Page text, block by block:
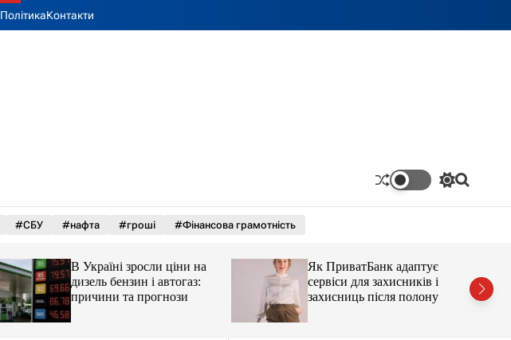
ПолітикаКонтакти
П
к
а
ч
П
#СБУ #нафта #гроші #Фінансова грамотність
В Україні зросли ціни на
дизель бензин і автогаз:
причини та прогнози
Як ПриватБанк адаптує
сервіси для захисників і
захисниць після полону